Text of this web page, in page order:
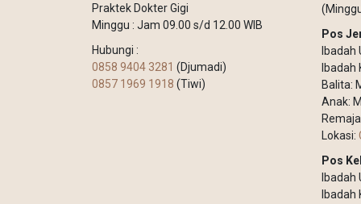
Praktek Dokter Gigi
Minggu : Jam 09.00 s/d 12.00 WIB
Hubungi :
0858 9404 3281 (Djumadi)
0857 1969 1918 (Tiwi)
Pos
Ibadah
Balita:
Anak:
Lokasi:
Pos
Ibadah